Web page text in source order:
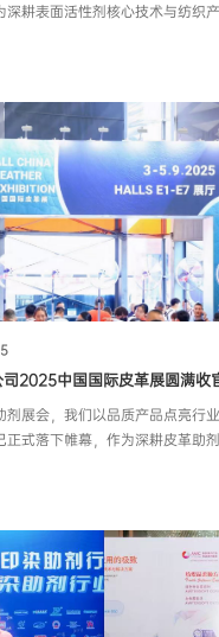
深耕表面活性剂核心技术与纺织
播下了 “产才共融” 的新种子！📸
2025中国国际皮革展圆满收
剂展会，我们以品质产品点亮行
正式落下帷幕，作为深耕皮革助
了圆满句号。展会期间，我们重